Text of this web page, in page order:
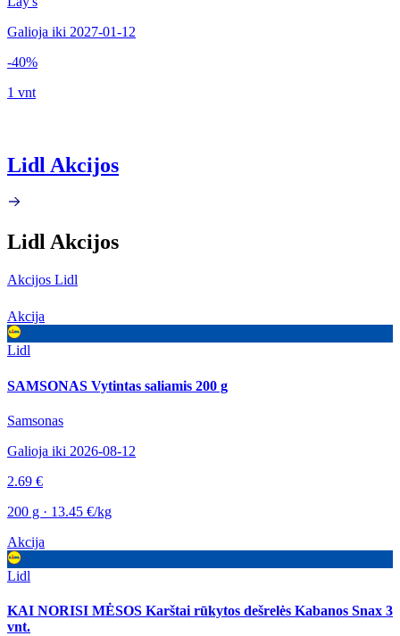
Galioja iki 2027-01-12
-40%
1 vnt
Lidl Akcijos
Lidl Akcijos
Akcijos Lidl
Akcija
Lidl
SAMSONAS Vytintas saliamis 200 g
Samsonas
Galioja iki 2026-08-12
2.69 €
200 g · 13.45 €/kg
Akcija
Lidl
KAI NORISI MĖSOS Karštai rūkytos dešrelės Kabanos Snax 3
vnt.